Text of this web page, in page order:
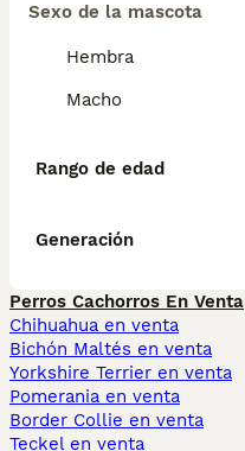
Sexo de la mascota
Hembra
Macho
Rango de edad
Generación
Perros Cachorros En Venta
Chihuahua en venta
Bichón Maltés en venta
Yorkshire Terrier en venta
Pomerania en venta
Border Collie en venta
Teckel en venta